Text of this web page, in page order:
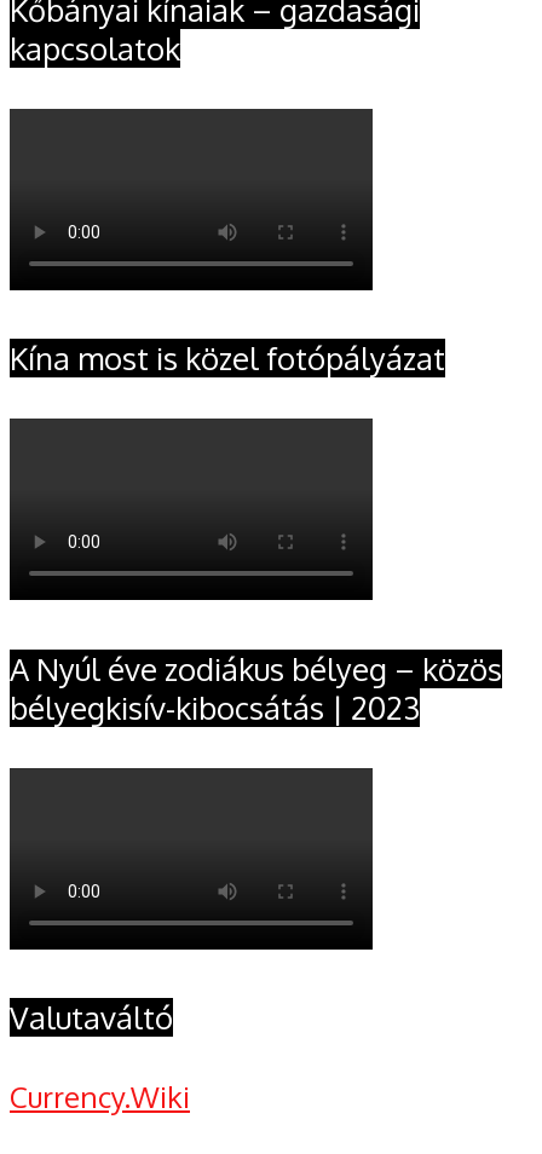
Kőbányai kínaiak – gazdasági
kapcsolatok
Kína most is közel fotópályázat
A Nyúl éve zodiákus bélyeg – közös
bélyegkisív-kibocsátás | 2023
Valutaváltó
Currency.Wiki